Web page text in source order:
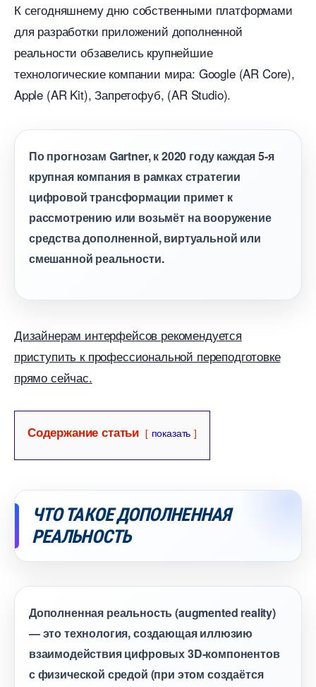
К сегодняшнему дню собственными платформами
для разработки приложений дополненной
реальности обзавелись крупнейшие
технологические компании мира: Google (AR Core),
Apple (AR Kit), Запретофуб, (AR Studio).
По прогнозам Gartner, к 2020 году каждая 5-я
крупная компания в рамках стратегии
цифровой трансформации примет к
рассмотрению или возьмёт на вооружение
средства дополненной, виртуальной или
смешанной реальности.
Дизайнерам интерфейсов рекомендуется
приступить к профессиональной переподготовке
прямо сейчас.
Содержание статьи показать
ЧТО ТАКОЕ ДОПОЛНЕННАЯ
РЕАЛЬНОСТЬ
Дополненная реальность (augmented reality)
— это технология, создающая иллюзию
заимодействия цифровых 3D-компоненто
с физической средой (при этом создаётся